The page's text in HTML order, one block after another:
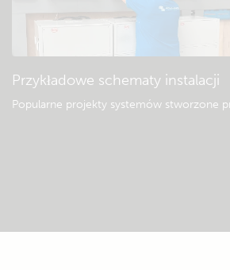
Przykładowe schematy instalacji
Popularne projekty systemów stworzone